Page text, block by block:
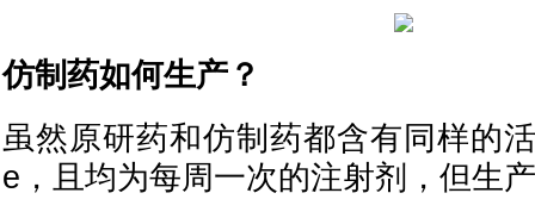
仿制药如何生产？
虽然原研药和仿制药都含有同样的
e，且均为每周一次的注射剂，但生